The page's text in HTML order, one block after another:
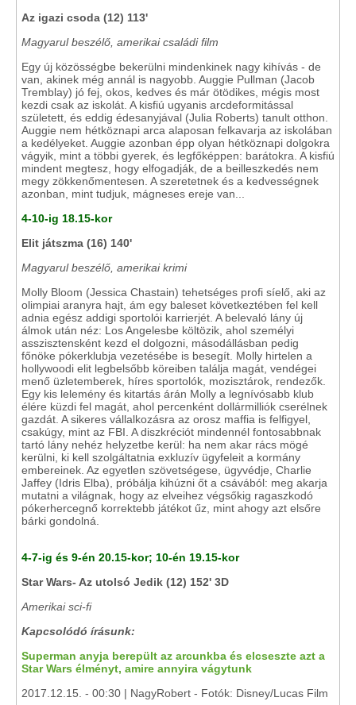
Az igazi csoda (12) 113'
Magyarul beszélő, amerikai családi film
Egy új közösségbe bekerülni mindenkinek nagy kihívás - de
van, akinek még annál is nagyobb. Auggie Pullman (Jacob
Tremblay) jó fej, okos, kedves és már ötödikes, mégis most
kezdi csak az iskolát. A kisfiú ugyanis arcdeformitással
született, és eddig édesanyjával (Julia Roberts) tanult otthon.
Auggie nem hétköznapi arca alaposan felkavarja az iskolában
a kedélyeket. Auggie azonban épp olyan hétköznapi dolgokra
vágyik, mint a többi gyerek, és legfőképpen: barátokra. A kisfiú
mindent megtesz, hogy elfogadják, de a beilleszkedés nem
megy zökkenőmentesen. A szeretetnek és a kedvességnek
azonban, mint tudjuk, mágneses ereje van...
4-10-ig 18.15-kor
Elit játszma (16) 140'
Magyarul beszélő, amerikai krimi
Molly Bloom (Jessica Chastain) tehetséges profi síelő, aki az
olimpiai aranyra hajt, ám egy baleset következtében fel kell
adnia egész addigi sportolói karrierjét. A belevaló lány új
álmok után néz: Los Angelesbe költözik, ahol személyi
asszisztensként kezd el dolgozni, másodállásban pedig
főnöke pókerklubja vezetésébe is besegít. Molly hirtelen a
hollywoodi elit legbelsőbb köreiben találja magát, vendégei
menő üzletemberek, híres sportolók, mozisztárok, rendezők.
Egy kis lelemény és kitartás árán Molly a legnívósabb klub
élére küzdi fel magát, ahol percenként dollármilliók cserélnek
gazdát. A sikeres vállalkozásra az orosz maffia is felfigyel,
csakúgy, mint az FBI. A diszkréciót mindennél fontosabbnak
tartó lány nehéz helyzetbe kerül: ha nem akar rács mögé
kerülni, ki kell szolgáltatnia exkluzív ügyfeleit a kormány
embereinek. Az egyetlen szövetségese, ügyvédje, Charlie
Jaffey (Idris Elba), próbálja kihúzni őt a csávából: meg akarja
mutatni a világnak, hogy az elveihez végsőkig ragaszkodó
pókerhercegnő korrektebb játékot űz, mint ahogy azt elsőre
bárki gondolná.
4-7-ig és 9-én 20.15-kor; 10-én 19.15-kor
Star Wars- Az utolsó Jedik (12) 152' 3D
Amerikai sci-fi
Kapcsolódó írásunk:
Superman anyja berepült az arcunkba és elcseszte azt a
Star Wars élményt, amire annyira vágytunk
2017.12.15. - 00:30 | NagyRobert - Fotók: Disney/Lucas Film